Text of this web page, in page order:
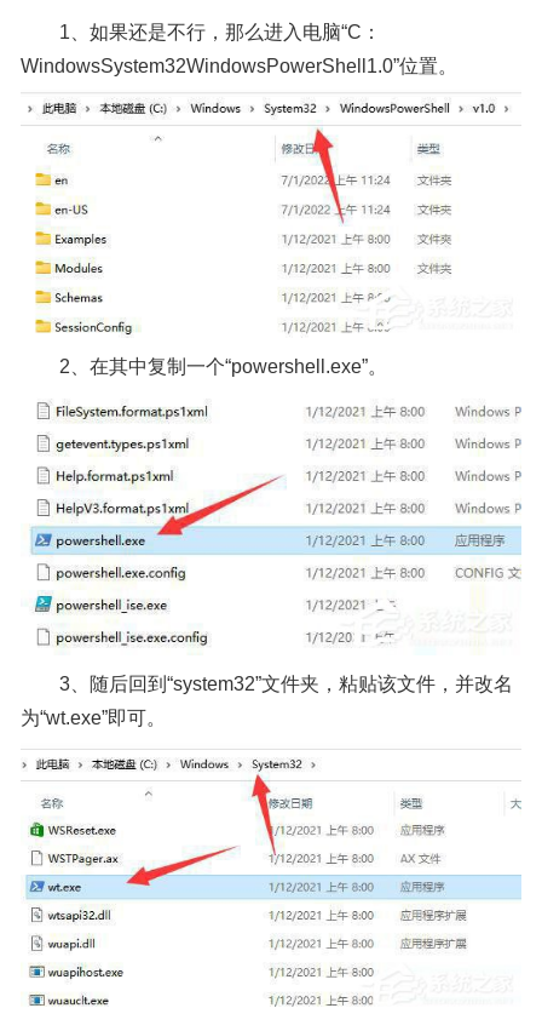
1、如果还是不行，那么进入电脑“C：
WindowsSystem32WindowsPowerShell1.0”位置。
2、在其中复制一个“powershell.exe”。
3、随后回到“system32”文件夹，粘贴该文件，并改名
为“wt.exe”即可。